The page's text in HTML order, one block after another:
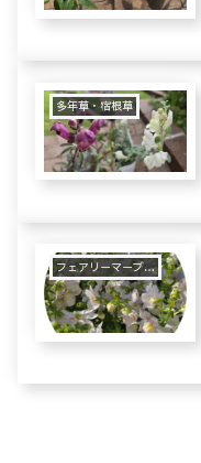
多年草・宿根草
フェアリーマーブルピンク